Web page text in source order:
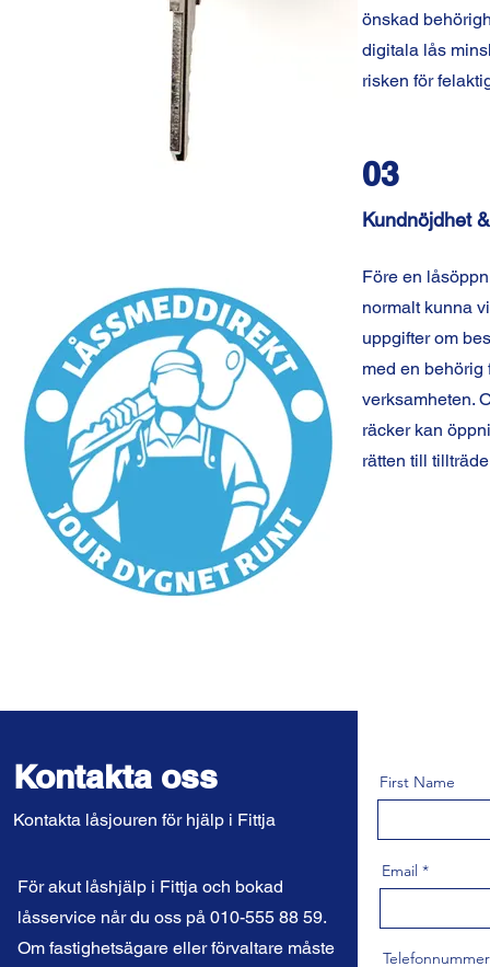
önskad
digitala lås
risken för
03
Kundnöjdhet
Före en
normalt kunna
uppgifter om
med en behörig
verksamheten.
räcker kan
rätten till
Kontakta oss
Kontakta låsjouren för hjälp i Fittja
För akut låshjälp i Fittja och bokad
låsservice når du oss på 010-555 88 59.
Om fastighetsägare eller förvaltare måste
First Name
Email
Telefonnummer